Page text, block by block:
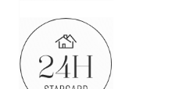
treści